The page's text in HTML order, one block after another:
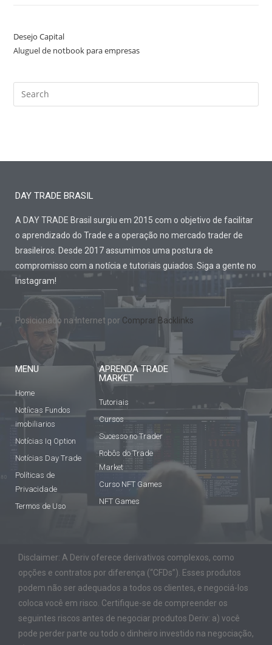
Desejo Capital
Aluguel de notbook para empresas
DAY TRADE BRASIL
A DAY TRADE Brasil surgiu em 2015 com o objetivo de facilitar
o aprendizado do Trade e a operação no mercado trader de
brasileiros. Desde 2017 assumimos uma postura de
compromisso com a notícia e tutoriais guiados. Siga a gente no
Instagram!
Posicionado na Internet por Comprar Backlinks
MENU
Home
Notíicas Fundos
imobiliarios
Notícias Iq Option
Notícias Day Trade
Políticas de
Privacidade
Termos de Uso
APRENDA TRADE
MARKET
Tutoriais
Cursos
Sucesso no Trader
Robôs do Trade
Market
Curso NFT Games
NFT Games
Disclaimer: A Deriv oferece derivativos complexos, como
opções e contratos por diferença (“CFDs”). Esses produtos
podem não ser adequados a todos os clientes, e negociá-los
coloca você em risco. Certifique-se de compreender os
seguintes riscos antes de negociar produtos Deriv: a) você
pode perder parte ou todo o dinheiro investido na negociação,